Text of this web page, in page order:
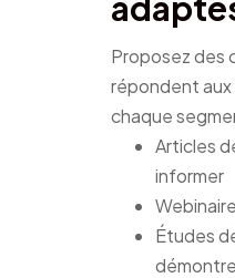
Proposez des
répondent
chaque
Articles
informer
Études